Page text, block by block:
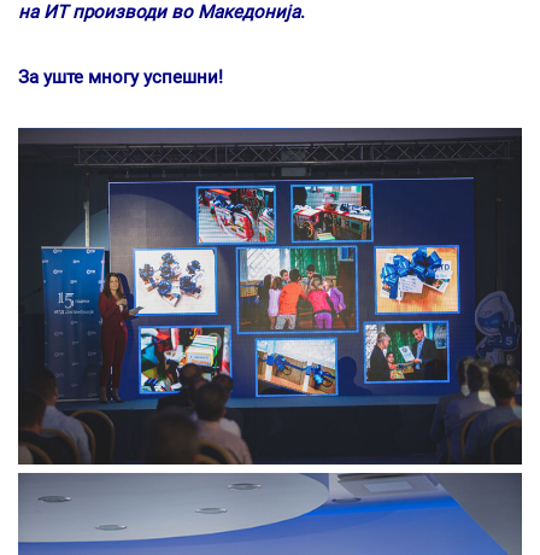
на ИТ производи во Македонија.
За уште многу успешни!